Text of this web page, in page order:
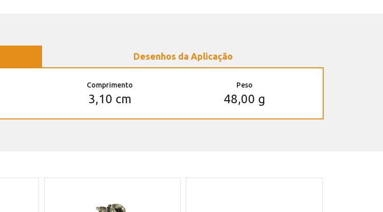
Desenhos da Aplicação
Comprimento
3,10 cm
Peso
48,00 g